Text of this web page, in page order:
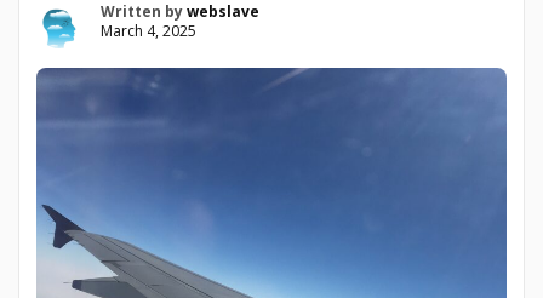
Written bywebslave
March 4, 2025